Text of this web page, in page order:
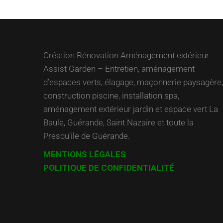
Création Rénovation Aménagement extérieur
Assist Garden – Entretien, aménagement
d’espaces verts, élagage, maçonnerie paysagère,
construction piscine, installation spa,
aménagement extérieur jardin et espace vert La
Baule, Guérande, Saint Nazaire et toute la
Presqu’ile de Guérande.
MENTIONS LÉGALES
POLITIQUE DE CONFIDENTIALITÉ